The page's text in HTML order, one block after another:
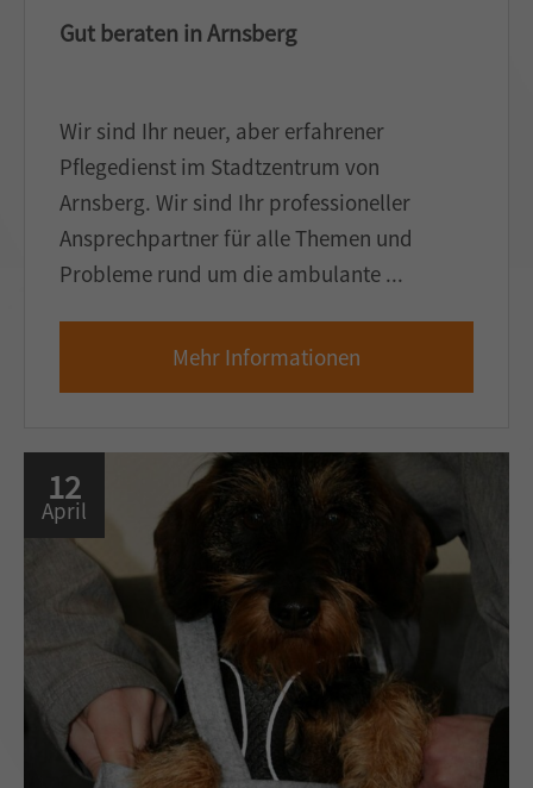
Gut beraten in Arnsberg
Wir sind Ihr neuer, aber erfahrener
Pflegedienst im Stadtzentrum von
Arnsberg. Wir sind Ihr professioneller
Ansprechpartner für alle Themen und
Probleme rund um die ambulante ...
Mehr Informationen
12
April